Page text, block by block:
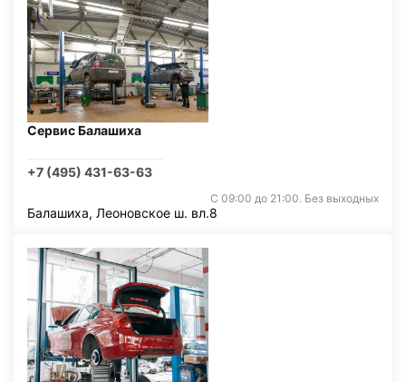
Сервис Балашиха
+7 (495) 431-63-63
С 09:00 до 21:00. Без выходных
Балашиха, Леоновское ш. вл.8